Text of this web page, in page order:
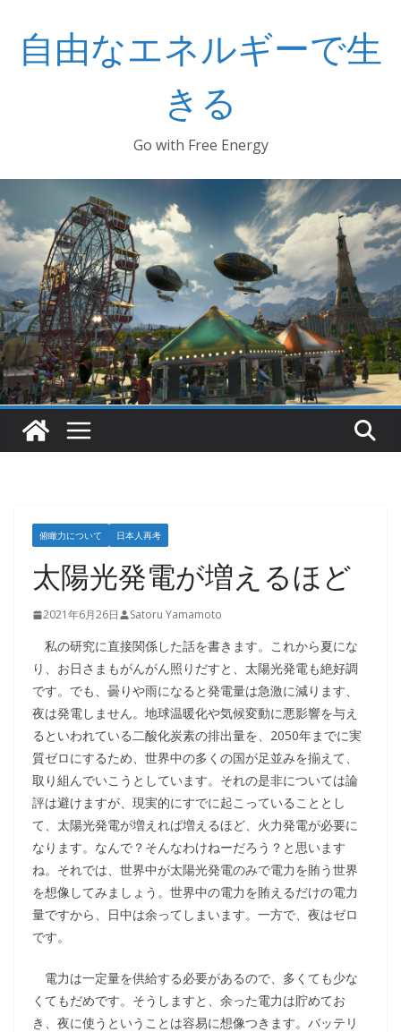
ッ
プ
自由なエネルギーで生
きる
Go with Free Energy
俯瞰力について 日本人再考
太陽光発電が増えるほど
2021年6月26日 Satoru Yamamoto
私の研究に直接関係した話を書きます。これから夏にな
り、お日さまもがんがん照りだすと、太陽光発電も絶好調
です。でも、曇りや雨になると発電量は急激に減ります、
夜は発電しません。地球温暖化や気候変動に悪影響を与え
るといわれている二酸化炭素の排出量を、2050年までに実
質ゼロにするため、世界中の多くの国が足並みを揃えて、
取り組んでいこうとしています。それの是非については論
評は避けますが、現実的にすでに起こっていることとし
て、太陽光発電が増えれば増えるほど、火力発電が必要に
なります。なんで？そんなわけねーだろう？と思います
ね。それでは、世界中が太陽光発電のみで電力を賄う世界
を想像してみましょう。世界中の電力を賄えるだけの電力
量ですから、日中は余ってしまいます。一方で、夜はゼロ
です。
電力は一定量を供給する必要があるので、多くても少な
くてもだめです。そうしますと、余った電力は貯めてお
き、夜に使うということは容易に想像つきます。バッテリ